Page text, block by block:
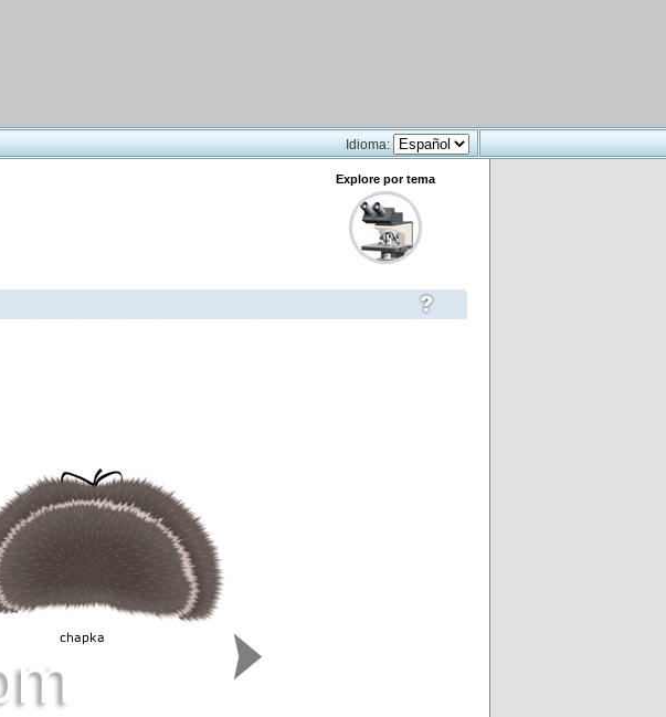
Idioma:
Explore por tema